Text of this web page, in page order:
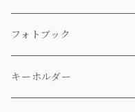
ステンレス製
真鍮製
フォトブック
キーホルダー